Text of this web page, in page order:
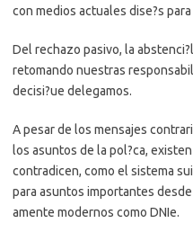
con medios actuales dise?s
Del rechazo pasivo, la
retomando nuestras
decisi?ue delegamos.
A pesar de los mensajes
los asuntos de la pol?ca,
contradicen, como el sistema
para asuntos importantes
amente modernos como DNIe.